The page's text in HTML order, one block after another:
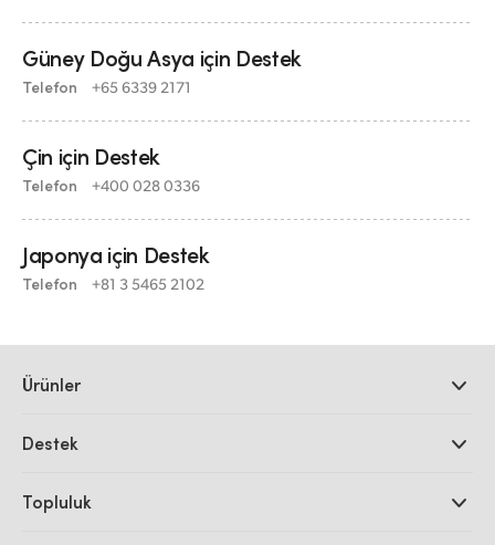
Güney Doğu Asya için Destek
Telefon +65 6339 2171
Çin için Destek
Telefon +400 028 0336
Japonya için Destek
Telefon +81 3 5465 2102
Ürünler
DaVinci Resolve ve Fusion Yazılımı
Ultimatte
Destek
Destek Merkezi
Topluluk